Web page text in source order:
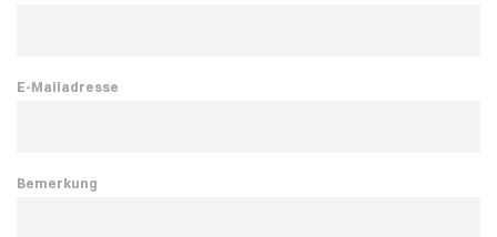
E-Mailadresse
Bemerkung